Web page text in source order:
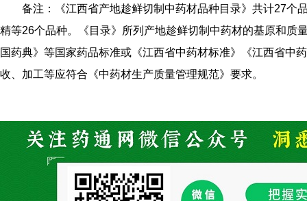
备注：《江西省产地趁鲜切制中药材品种目录》共计27个
精等26个品种。《目录》所列产地趁鲜切制中药材的基原和质
国药典》等国家药品标准或《江西省中药材标准》《江西省中
收、加工等应符合《中药材生产质量管理规范》要求。